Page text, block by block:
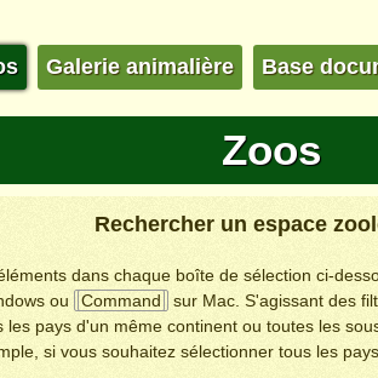
Galerie animalière Base
Zoos
Rechercher un espace
dans chaque boîte de sélection ci-
ou Command
sur Mac. S'agissant des
les pays d'un même continent ou toutes les
si vous souhaitez sélectionner tous les